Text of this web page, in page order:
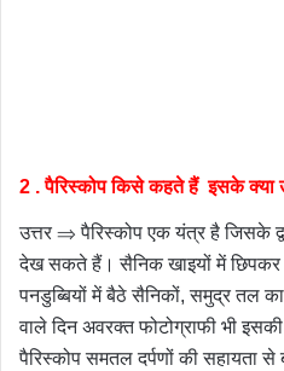
2 . पैरिस्कोप किसे कहते हैं इसके क्या
उत्तर ⇒ पैरिस्कोप एक यंत्र है जिसके
देख सकते हैं। सैनिक खाइयों में छिपकर
पनडुब्बियों में बैठे सैनिकों, समुद्र तल
वाले दिन अवरक्त फोटोग्राफी भी
पैरिस्कोप समतल दर्पणों की सहायता